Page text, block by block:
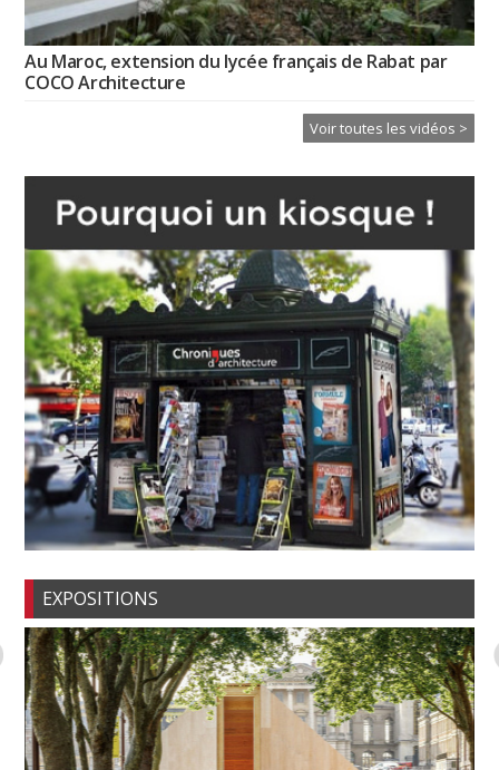
Au Maroc, extension du lycée français de Rabat par
COCO Architecture
Voir toutes les vidéos >
EXPOSITIONS